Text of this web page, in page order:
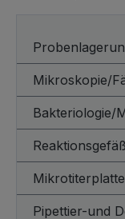
Mikroskopie/
Bakteriologie/
Pipettier-und